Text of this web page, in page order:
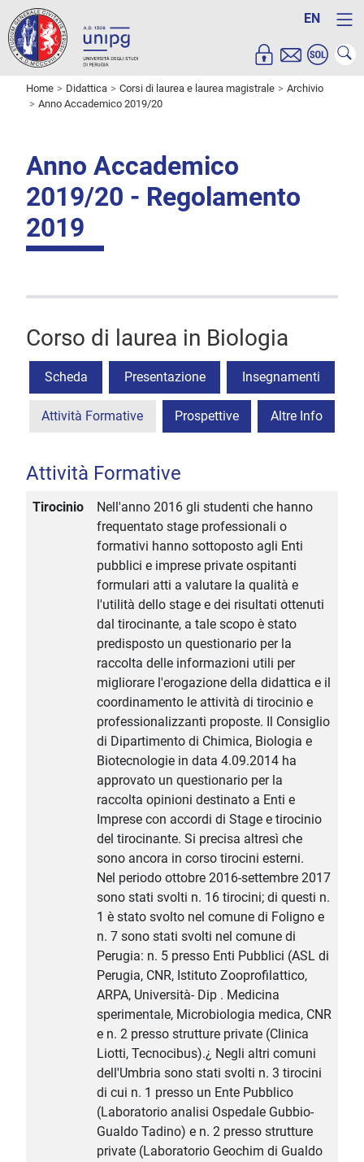
EN
Home Didattica Corsi di laurea e laurea magistrale
Archivio
Anno Accademico 2019/20
Anno Accademico
2019/20 - Regolamento
2019
Corso di laurea in Biologia
Scheda Presentazione Insegnamenti
Attività Formative Prospettive Altre Info
Attività Formative
Tirocinio
Nell'anno 2016 gli studenti che hanno
frequentato stage professionali o
formativi hanno sottoposto agli Enti
pubblici e imprese private ospitanti
formulari atti a valutare la qualità e
l'utilità dello stage e dei risultati ottenuti
dal tirocinante, a tale scopo è stato
predisposto un questionario per la
raccolta delle informazioni utili per
migliorare l'erogazione della didattica e il
coordinamento le attività di tirocinio e
professionalizzanti proposte. Il Consiglio
di Dipartimento di Chimica, Biologia e
Biotecnologie in data 4.09.2014 ha
approvato un questionario per la
raccolta opinioni destinato a Enti e
Imprese con accordi di Stage e tirocinio
del tirocinante. Si precisa altresì che
sono ancora in corso tirocini esterni.
Nel periodo ottobre 2016-settembre 2017
sono stati svolti n. 16 tirocini; di questi n.
1 è stato svolto nel comune di Foligno e
n. 7 sono stati svolti nel comune di
Perugia: n. 5 presso Enti Pubblici (ASL di
Perugia, CNR, Istituto Zooprofilattico,
ARPA, Università- Dip . Medicina
sperimentale, Microbiologia medica, CNR
e n. 2 presso strutture private (Clinica
Liotti, Tecnocibus).¿ Negli altri comuni
dell'Umbria sono stati svolti n. 3 tirocini
di cui n. 1 presso un Ente Pubblico
(Laboratorio analisi Ospedale Gubbio-
Gualdo Tadino) e n. 2 presso strutture
private (Laboratorio Geochim di Gualdo